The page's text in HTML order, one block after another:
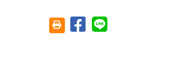
友善列印(另開視窗)
分享至臉書分享至 Line